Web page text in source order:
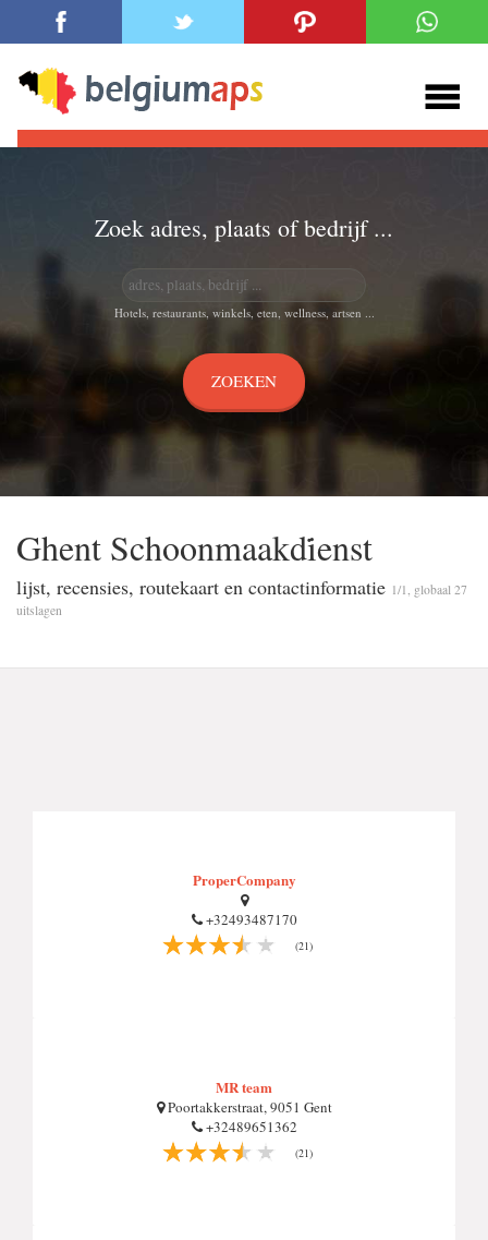
Zoek adres, plaats of bedrijf ...
Hotels, restaurants, winkels, eten, wellness, artsen ...
Ghent Schoonmaakdi̇enst
lijst, recensies, routekaart en contactinformatie 1/1, globaal 27
uitslagen
ProperCompany
+32493487170
(21)
MR team
Poortakkerstraat, 9051 Gent
+32489651362
(21)